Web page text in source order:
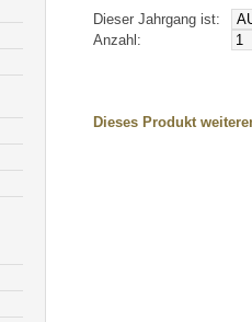
Dieser Jahrgang ist:
Anzahl:
Dieses Produkt